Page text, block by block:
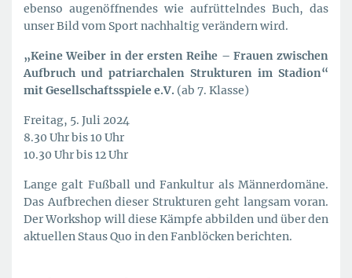
ebenso augenöffnendes wie aufrüttelndes Buch, das
unser Bild vom Sport nachhaltig verändern wird.
„Keine Weiber in der ersten Reihe – Frauen zwischen
Aufbruch und patriarchalen Strukturen im Stadion“
mit Gesellschaftsspiele e.V. (ab 7. Klasse)
Freitag, 5. Juli 2024
8.30 Uhr bis 10 Uhr
10.30 Uhr bis 12 Uhr
Lange galt Fußball und Fankultur als Männerdomäne.
Das Aufbrechen dieser Strukturen geht langsam voran.
Der Workshop will diese Kämpfe abbilden und über den
aktuellen Staus Quo in den Fanblöcken berichten.